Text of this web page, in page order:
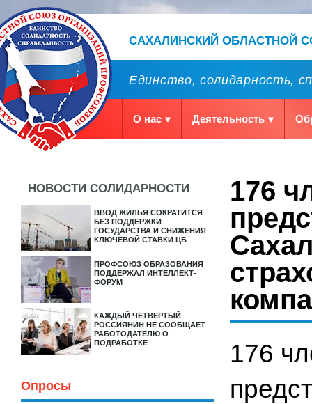
САХАЛИНСКИЙ ОБЛАСТНОЙ
Единство, солидарность,
О нас Деятельность
НОВОСТИ СОЛИДАРНОСТИ
ВВОД ЖИЛЬЯ СОКРАТИТСЯ
БЕЗ ПОДДЕРЖКИ
ГОСУДАРСТВА И СНИЖЕНИЯ
КЛЮЧЕВОЙ СТАВКИ ЦБ
ПРОФСОЮЗ ОБРАЗОВАНИЯ
ПОДДЕРЖАЛ ИНТЕЛЛЕКТ-
ФОРУМ
КАЖДЫЙ ЧЕТВЕРТЫЙ
РОССИЯНИН НЕ СООБЩАЕТ
РАБОТОДАТЕЛЮ О
ПОДРАБОТКЕ
Опросы
176
176